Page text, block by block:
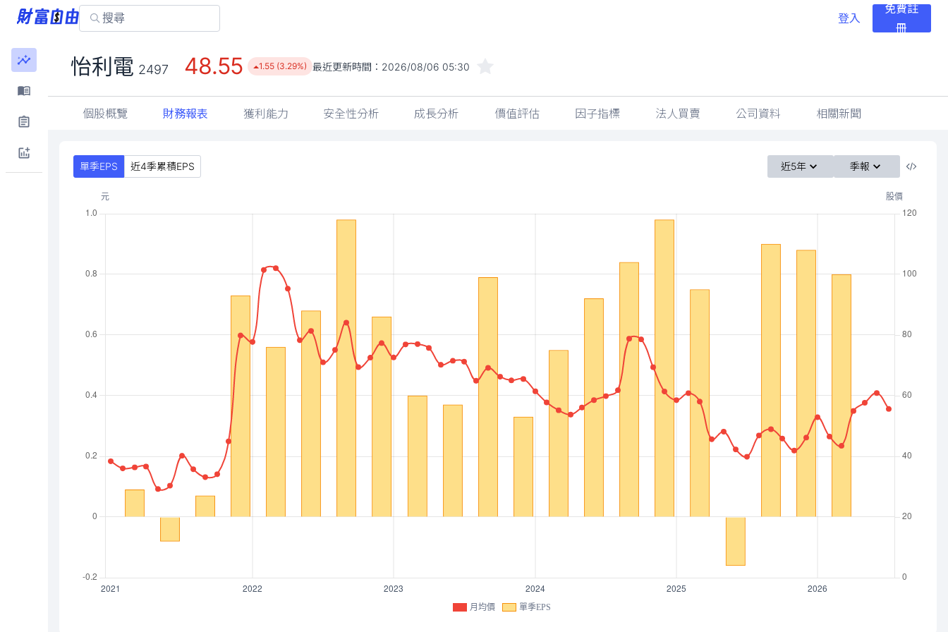
登入
免費註
冊
怡利電 2497 48.55 1.55 (3.29%) 最近更新時間： 2026/08/06 05:30
個股概覽 財務報表 獲利能力 安全性分析 成長分析 價值評估 因子指標 法人買賣 公司資料 相關新聞
單季EPS 近4季累積EPS 近5年 季報
月均價 單季EPS